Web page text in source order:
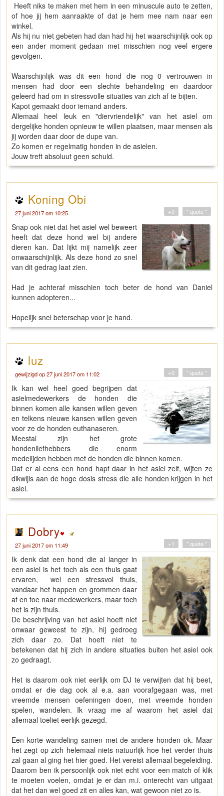
Heeft niks te maken met hem in een minuscule auto te zetten,
of hoe jij hem aanraakte of dat je hem mee nam naar een
winkel.
Als hij nu niet gebeten had dan had hij het waarschijnlijk ook op
een ander moment gedaan met misschien nog veel ergere
gevolgen.
Waarschijnlijk was dit een hond die nog 0 vertrouwen in
mensen had door een slechte behandeling en daardoor
geleerd had om in stressvolle situaties van zich af te bijten.
Kapot gemaakt door iemand anders.
Allemaal heel leuk en "diervriendelijk" van het asiel om
dergelijke honden opnieuw te willen plaatsen, maar mensen als
jij worden daar door de dupe van.
Zo komen er regelmatig honden in de asielen.
Jouw treft absoluut geen schuld.
Koning Obi
27 juni 2017 om 10:25 " quote "
+0
Snap ook niet dat het asiel wel beweert
heeft dat deze hond wel bij andere
dieren kan. Dat lijkt mij namelijk zeer
onwaarschijnlijk. Als deze hond zo snel
van dit gedrag laat zien.
Had je achteraf misschien toch beter de hond van Daniel
kunnen adopteren...
Hopelijk snel beterschap voor je hand.
luz
gewijzigd op 27 juni 2017 om 11:02 " quote "
+0
Ik kan wel heel goed begrijpen dat
asielmedewerkers de honden die
binnen komen alle kansen willen geven
en telkens nieuwe kansen willen geven
voor ze de honden euthanaseren.
Meestal zijn het grote
hondenliefhebbers die enorm
medelijden hebben met de honden die binnen komen.
Dat er al eens een hond hapt daar in het asiel zelf, wijten ze
dikwijls aan de hoge dosis stress die alle honden krijgen in het
asiel.
Dobry
27 juni 2017 om 11:49 " quote "
+1
Ik denk dat een hond die al langer in
een asiel is het toch als een thuis gaat
ervaren, wel een stressvol thuis,
vandaar het happen en grommen daar
af en toe naar medewerkers, maar toch
het is zijn thuis.
De beschrijving van het asiel hoeft niet
onwaar geweest te zijn, hij gedroeg
zich daar zo. Dat hoeft niet te
betekenen dat hij zich in andere situaties buiten het asiel ook
zo gedraagt.
Het is daarom ook niet eerlijk om DJ te verwijten dat hij beet,
omdat er die dag ook al e.a. aan voorafgegaan was, met
vreemde mensen oefeningen doen, met vreemde honden
spelen, wandelen. Ik vraag me af waarom het asiel dat
allemaal toeliet eerlijk gezegd.
Een korte wandeling samen met de andere honden ok. Maar
het zegt op zich helemaal niets natuurlijk hoe het verder thuis
zal gaan al ging het hier goed. Het vereist allemaal begeleiding.
Daarom ben ik persoonlijk ook niet echt voor een match of klik
te moeten voelen, omdat je er dan m.i. onterecht van uitgaat
dat het dan wel goed zit en alles kan, wat gewoon niet zo is.